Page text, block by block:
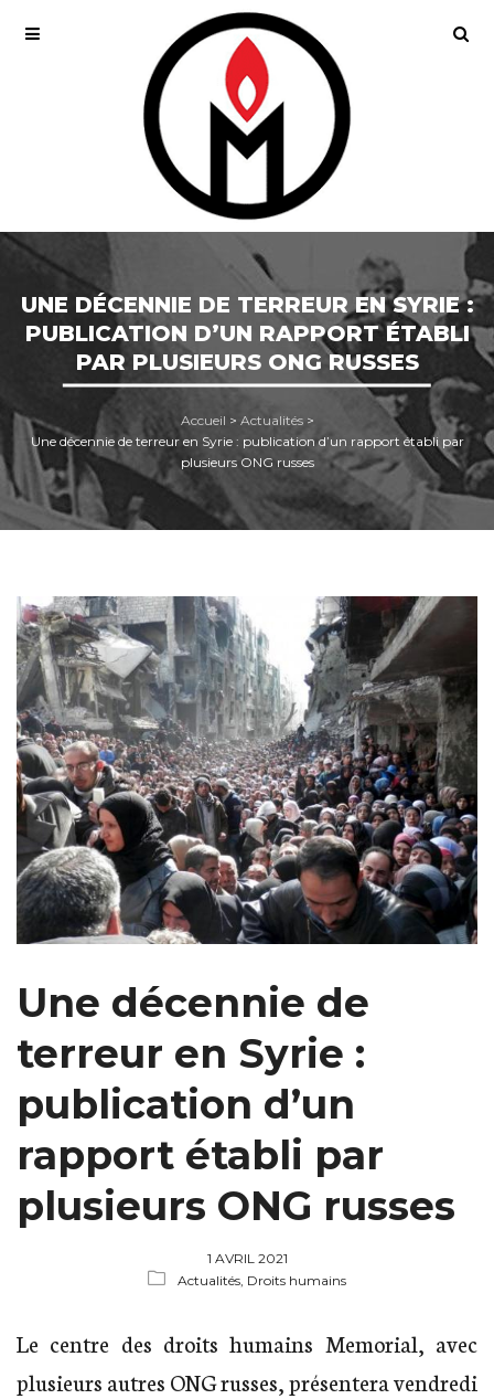
UNE DÉCENNIE DE TERREUR EN SYRIE :
PUBLICATION D’UN RAPPORT ÉTABLI
PAR PLUSIEURS ONG RUSSES
Accueil > Actualités>
Une décennie de terreur en Syrie : publication d’un rapport établi par
plusieurs ONG russes
Une décennie de
terreur en Syrie :
publication d’un
rapport établi par
plusieurs ONG russes
1 AVRIL 2021
Actualités, Droits humains
Le centre des droits humains Memorial, avec
plusieurs autres ONG russes, présentera vendredi